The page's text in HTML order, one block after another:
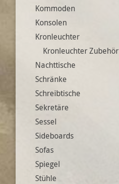
Kommoden
Konsolen
Kronleuchter
Kronleuchter Zubehör
Nachttische
Schränke
Schreibtische
Sekretäre
Sessel
Sideboards
Sofas
Spiegel
Stühle